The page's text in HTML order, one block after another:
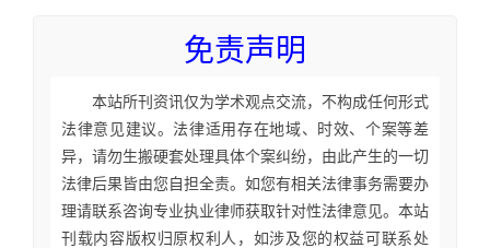
免责声明
本站所刊资讯仅为学术观点交流，不构成任何形式
法律意见建议。法律适用存在地域、时效、个案等差
异，请勿生搬硬套处理具体个案纠纷，由此产生的一切
法律后果皆由您自担全责。如您有相关法律事务需要办
理请联系咨询专业执业律师获取针对性法律意见。本站
刊载内容版权归原权利人，如涉及您的权益可联系处